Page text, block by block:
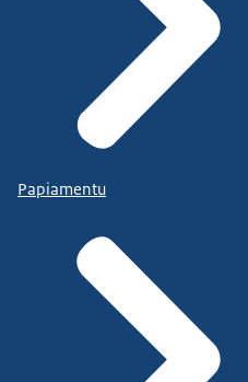
Papiamentu